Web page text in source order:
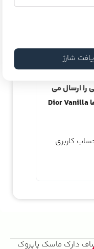
نشده
را ارسال می
کنید برای “دیور وانیل دیوراما Dior Vanilla
کاربری
شارژ